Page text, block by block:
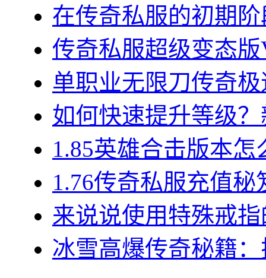
在传奇私服的初期
传奇私服超级变态
单职业无限刀传奇
如何快速提升等级
1.85英雄合击版本
1.76传奇私服充值
来说说使用特殊戒
冰雪高爆传奇秘籍